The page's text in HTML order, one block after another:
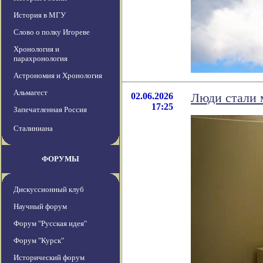
История в МГУ
Слово о полку Игореве
Хронология и
парахронология
Астрономия и Хронология
Альмагест
Запечатленная Россия
Сталиниана
ФОРУМЫ
Дискуссионный клуб
Научный форум
Форум "Русская идея"
Форум "Курск"
Исторический форум
02.06.2026
17:25
Люди стали